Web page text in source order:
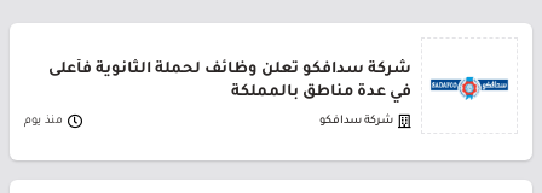
شركة سدافكو تعلن وظائف لحملة الثانوية فأعلى
في عدة مناطق بالمملكة
شركة سدافكو منذ يوم